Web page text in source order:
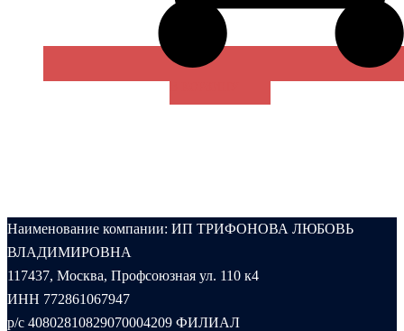
Наименование компании: ИП ТРИФОНОВА ЛЮБОВЬ
ВЛАДИМИРОВНА
117437, Москва, Профсоюзная ул. 110 к4
ИНН 772861067947
р/с 40802810829070004209 ФИЛИАЛ